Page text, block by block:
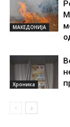
МАКЕДОНИЈА
Хроника